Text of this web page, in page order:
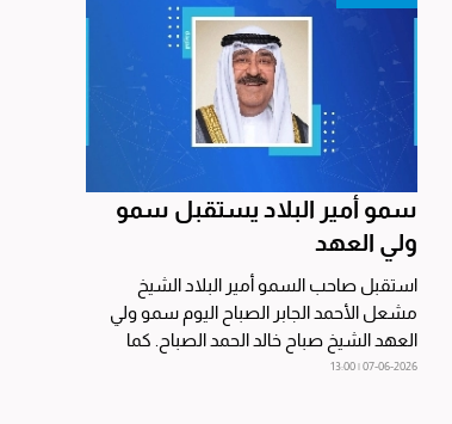
سمو أمير البلاد يستقبل سمو
ولي العهد
استقبل صاحب السمو أمير البلاد الشيخ
مشعل الأحمد الجابر الصباح اليوم سمو ولي
العهد الشيخ صباح خالد الحمد الصباح. كما
استقبل سموه اليوم...
07-06-2026 | 13:00